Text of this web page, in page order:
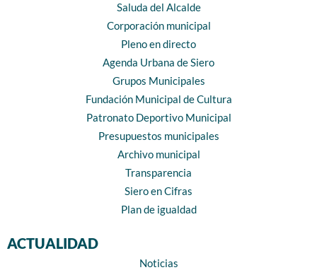
Saluda del Alcalde
Corporación municipal
Pleno en directo
Agenda Urbana de Siero
Grupos Municipales
Fundación Municipal de Cultura
Patronato Deportivo Municipal
Presupuestos municipales
Archivo municipal
Transparencia
Siero en Cifras
Plan de igualdad
ACTUALIDAD
Noticias